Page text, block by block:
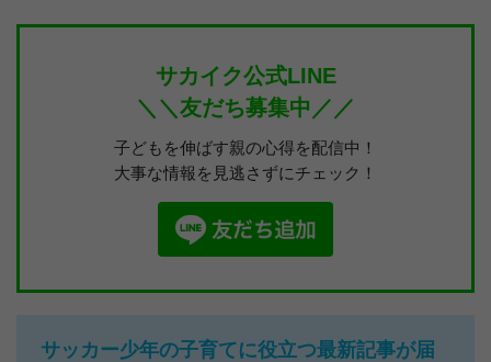
サカイク公式LINE
＼＼友だち募集中／／
子どもを伸ばす親の心得を配信中！
大事な情報を見逃さずにチェック！
サッカー少年の子育てに役立つ最新記事が届